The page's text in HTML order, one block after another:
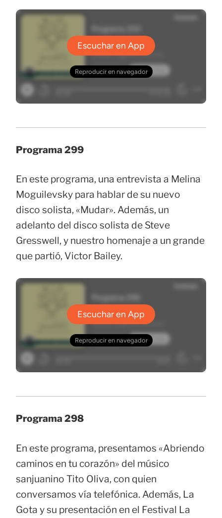
Programa 299
En este programa, una entrevista a Melina
Moguilevsky para hablar de su nuevo
disco solista, «Mudar». Además, un
adelanto del disco solista de Steve
Gresswell, y nuestro homenaje a un grande
que partió, Victor Bailey.
Programa 298
En este programa, presentamos «Abriendo
caminos en tu corazón» del músico
sanjuanino Tito Oliva, con quien
conversamos vía telefónica. Además, La
Gota y su presentación en el Festival La